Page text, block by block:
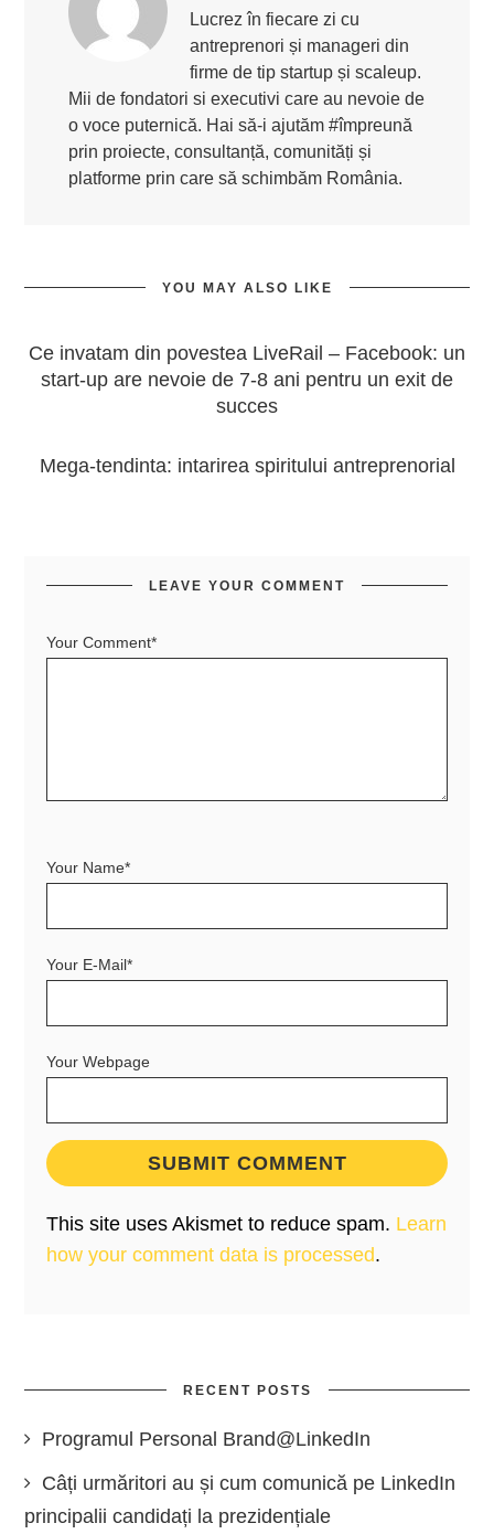
Lucrez în fiecare zi cu
antreprenori și manageri din
firme de tip startup și scaleup.
Mii de fondatori si executivi care au nevoie de
o voce puternică. Hai să-i ajutăm #împreună
prin proiecte, consultanță, comunități și
platforme prin care să schimbăm România.
YOU MAY ALSO LIKE
Ce invatam din povestea LiveRail – Facebook: un
start-up are nevoie de 7-8 ani pentru un exit de
succes
Mega-tendinta: intarirea spiritului antreprenorial
LEAVE YOUR COMMENT
Your Comment*
Your Name*
Your E-Mail*
Your Webpage
This site uses Akismet to reduce spam. Learn
how your comment data is processed.
RECENT POSTS
Programul Personal Brand@LinkedIn
Câți urmăritori au și cum comunică pe LinkedIn
principalii candidați la prezidențiale